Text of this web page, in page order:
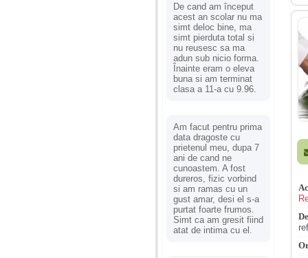
De cand am început
acest an scolar nu ma
simt deloc bine, ma
simt pierduta total si
nu reusesc sa ma
adun sub nicio forma.
Înainte eram o eleva
buna si am terminat
clasa a 11-a cu 9.96.
Am facut pentru prima
data dragoste cu
prietenul meu, dupa 7
ani de cand ne
cunoastem. A fost
dureros, fizic vorbind
si am ramas cu un
gust amar, desi el s-a
purtat foarte frumos.
Simt ca am gresit fiind
atat de intima cu el.